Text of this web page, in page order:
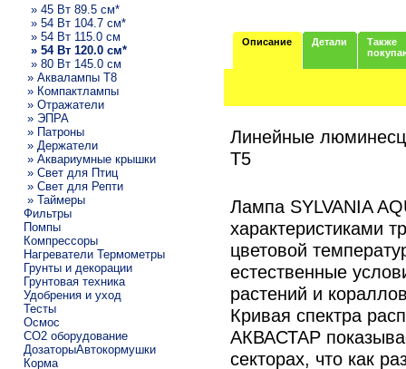
» 45 Вт 89.5 см*
» 54 Вт 104.7 см*
» 54 Вт 115.0 см
» 54 Вт 120.0 см*
» 80 Вт 145.0 см
» Аквалампы T8
» Компактлампы
» Отражатели
» ЭПРА
» Патроны
» Держатели
» Аквариумные крышки
» Свет для Птиц
» Свет для Репти
» Таймеры
Фильтры
Помпы
Компрессоры
Нагреватели Термометры
Грунты и декорации
Грунтовая техника
Удобрения и уход
Тесты
Осмос
CO2 оборудование
ДозаторыАвтокормушки
Корма
Описание Детали
Также
Линейные
T5
Лампа SYLVANIA
характеристиками
цветовой
естественные
растений и
Кривая спектра
АКВАСТАР
секторах, что как